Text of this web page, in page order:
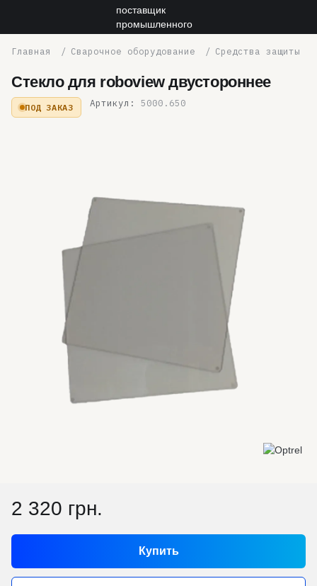
Сварочное оборудование Средства защиты
Стекло для roboview двустороннее
ПОД ЗАКАЗ Артикул: 5000.650
2 320 грн.
Купить